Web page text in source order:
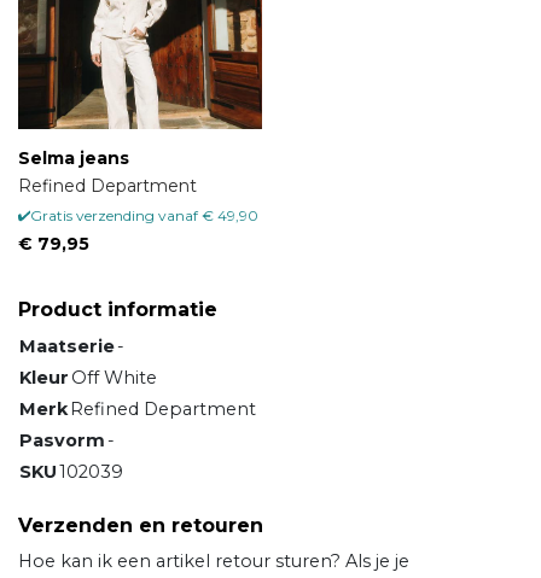
Selma jeans
Refined Department
Gratis verzending vanaf € 49,90
€ 79,95
Product informatie
Maatserie-
Kleur Off White
MerkRefined Department
Pasvorm-
SKU102039
Verzenden en retouren
Hoe kan ik een artikel retour sturen? Als je je